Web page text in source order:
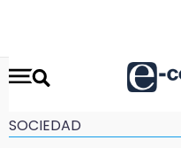
SOCIEDAD